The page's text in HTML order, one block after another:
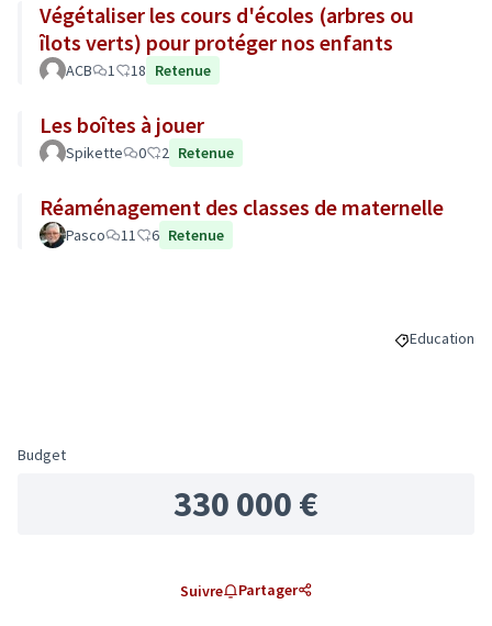
Végétaliser les cours d'écoles (arbres ou
îlots verts) pour protéger nos enfants
ACB 1 18 Retenue
Les boîtes à jouer
Spikette 0 2 Retenue
Réaménagement des classes de maternelle
Pasco 11 6 Retenue
Filtrer les
Education
Budget
330 000 €
Suivre Partager